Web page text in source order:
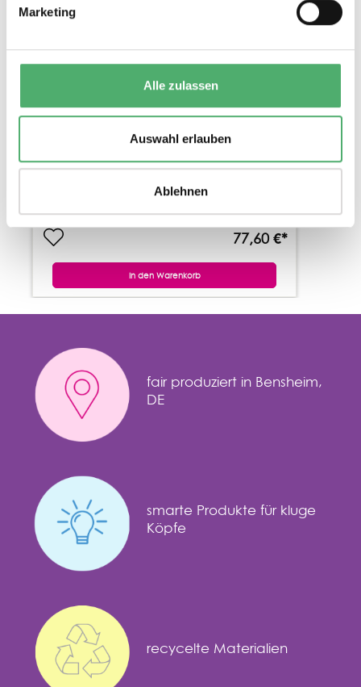
Marketing
Alle zulassen
Auswahl erlauben
Ablehnen
(MIT 60 CM GEOWINKEL)
77,60 €*
In den Warenkorb
fair produziert in Bensheim,
DE
smarte Produkte für kluge
Köpfe
recycelte Materialien